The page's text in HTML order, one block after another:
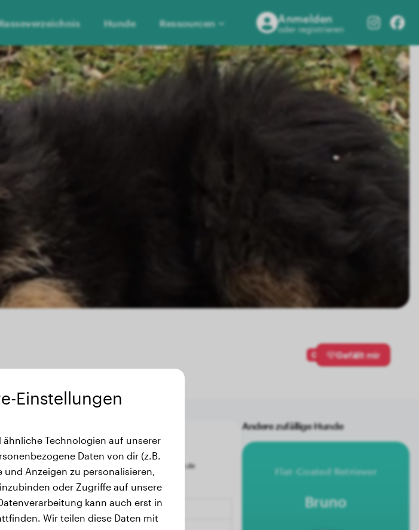
Hunde Ressourcen Anmelden
oder registrieren
0 Gefällt mir
Andere zufällige Hunde
Flat-Coated Retriever
Bruno
Einstellungen
Technologien auf unserer
Daten von dir (z.B.
und Anzeigen zu personalisieren,
oder Zugriffe auf unsere
kann auch erst in
Wir teilen diese Daten mit